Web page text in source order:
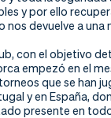
y por ello
devuelve a
con el objetivo
empezó en el
que se han
y en España,
presente en